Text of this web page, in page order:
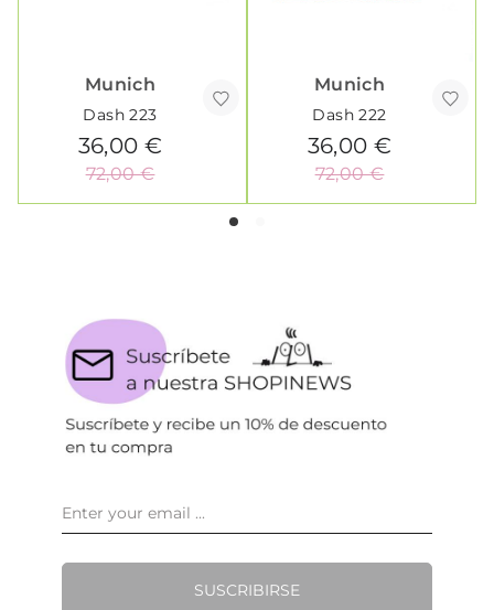
Munich
Dash 223
36,00 €
72,00 €
Munich
Dash 222
36,00 €
72,00 €
SUSCRIBIRSE